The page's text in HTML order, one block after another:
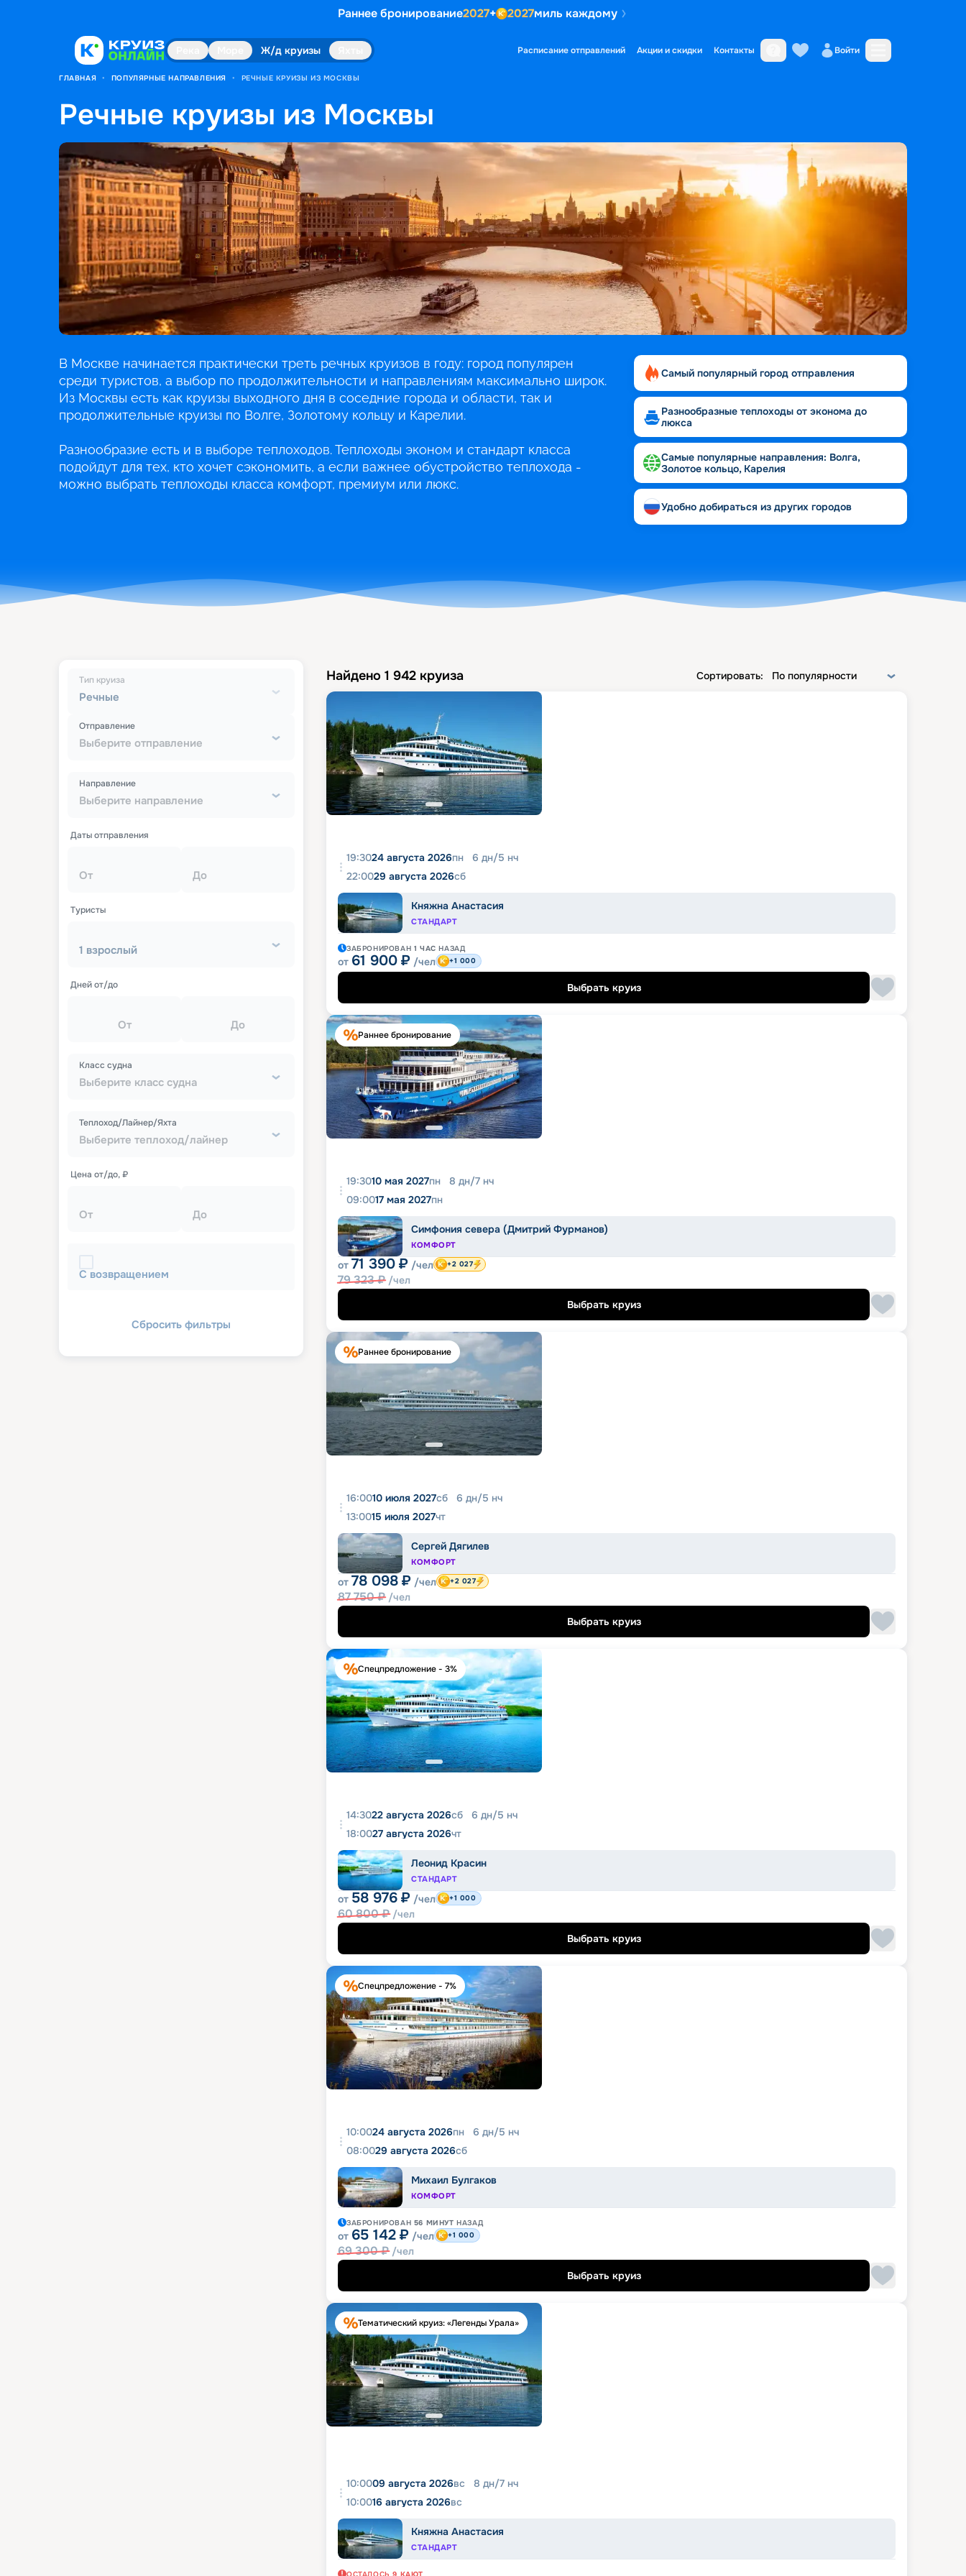
Раннее бронирование2027+ 2027миль каждому
Ж/д круизы Расписание отправлений Акции и скидки Контакты Войти
ГЛАВНАЯ • ПОПУЛЯРНЫЕ НАПРАВЛЕНИЯ • РЕЧНЫЕ КРУИЗЫ ИЗ МОСКВЫ
Речные круизы из Москвы
В Москве начинается практически треть речных круизов в году: город популярен
среди туристов, а выбор по продолжительности и направлениям максимально широк.
Из Москвы есть как круизы выходного дня в соседние города и области, так и
продолжительные круизы по Волге, Золотому кольцу и Карелии.
Разнообразие есть и в выборе теплоходов. Теплоходы эконом и стандарт класса
подойдут для тех, кто хочет сэкономить, а если важнее обустройство теплохода -
можно выбрать теплоходы класса комфорт, премиум или люкс.
Самый популярный город отправления
Разнообразные теплоходы от эконома до
люкса
Самые популярные направления: Волга,
Золотое кольцо, Карелия
Удобно добираться из других городов
Речные
Тип круиза
Выберите отправление
Отправление
Выберите направление
Направление
Даты отправления
От До
Туристы
1 взрослый
Дней от/до
От До
Выберите класс судна
Класс судна
Выберите теплоход/лайнер
Теплоход/Лайнер/Яхта
Цена от/до, ₽
От До
С возвращением
Сбросить фильтры
Найдено 1 942 круиза Сортировать: По популярности
19:3024 августа 2026пн 6 дн/5 нч
22:0029 августа 2026сб
Княжна Анастасия
СТАНДАРТ
ЗАБРОНИРОВАН 1 ЧАС НАЗАД
от 61 900 ₽ /чел +1 000
Выбрать круиз
Раннее бронирование
19:3010 мая 2027пн 8 дн/7 нч
09:0017 мая 2027пн
Симфония севера (Дмитрий Фурманов)
КОМФОРТ
от 71 390 ₽ /чел
79 323₽ /чел
+2 027
Выбрать круиз
Раннее бронирование
16:0010 июля 2027сб 6 дн/5 нч
13:0015 июля 2027чт
Сергей Дягилев
КОМФОРТ
от 78 098 ₽ /чел
87 750₽ /чел
+2 027
Выбрать круиз
Спецпредложение - 3%
14:3022 августа 2026сб 6 дн/5 нч
18:0027 августа 2026чт
Леонид Красин
СТАНДАРТ
от 58 976 ₽ /чел
60 800₽ /чел
+1 000
Выбрать круиз
Спецпредложение - 7%
10:0024 августа 2026пн 6 дн/5 нч
08:0029 августа 2026сб
Михаил Булгаков
КОМФОРТ
ЗАБРОНИРОВАН 56 МИНУТ НАЗАД
от 65 142 ₽ /чел
69 300₽ /чел
+1 000
Выбрать круиз
Тематический круиз: «Легенды Урала»
10:0009 августа 2026вс 8 дн/7 нч
10:0016 августа 2026вс
Княжна Анастасия
СТАНДАРТ